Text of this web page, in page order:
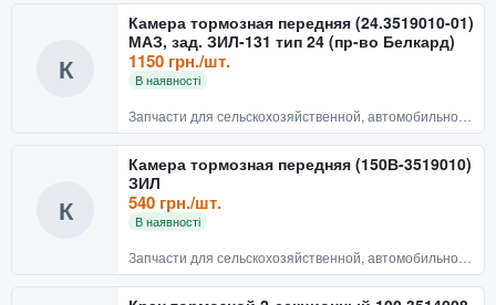
К
Камера тормозная передняя (24.3519010-01)
МАЗ, зад. ЗИЛ-131 тип 24 (пр-во Белкард)
1150 грн./шт.
В наявності
К
Камера тормозная передняя (150В-3519010)
ЗИЛ
540 грн./шт.
В наявності